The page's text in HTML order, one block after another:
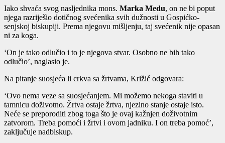
Iako shvaća svog nasljednika mons. Marka Medu, on ne bi poput
njega razriješio dotičnog svećenika svih dužnosti u Gospićko-
senjskoj biskupiji. Prema njegovu mišljenju, taj svećenik nije opasan
ni za koga.
‘On je tako odlučio i to je njegova stvar. Osobno ne bih tako
odlučio’, naglasio je.
Na pitanje suosjeća li crkva sa žrtvama, Križić odgovara:
‘Ovo nema veze sa suosjećanjem. Mi možemo nekoga staviti u
tamnicu doživotno. Žrtva ostaje žrtva, njezino stanje ostaje isto.
Neće se preporoditi zbog toga što je ovaj kažnjen doživotnim
zatvorom. Treba pomoći i žrtvi i ovom jadniku. I on treba pomoć’,
zaključuje nadbiskup.